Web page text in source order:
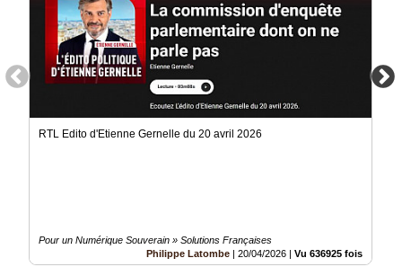
RTL Edito d'Etienne Gernelle du 20 avril 2026
Pour un Numérique Souverain » Solutions Françaises
Philippe Latombe | 20/04/2026 | Vu 636925 fois